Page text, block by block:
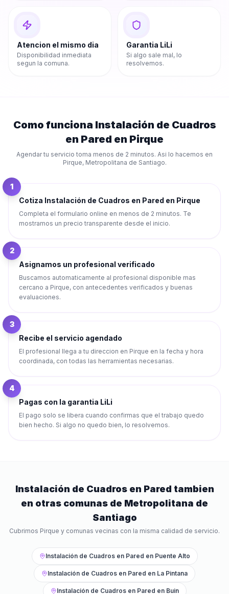
Atencion el mismo dia
Disponibilidad inmediata
segun la comuna.
Garantia LiLi
Si algo sale mal, lo
resolvemos.
Como funciona Instalación de Cuadros
en Pared en Pirque
Agendar tu servicio toma menos de 2 minutos. Asi lo hacemos en
Pirque, Metropolitana de Santiago.
1
Cotiza Instalación de Cuadros en Pared en Pirque
Completa el formulario online en menos de 2 minutos. Te
mostramos un precio transparente desde el inicio.
2
Asignamos un profesional verificado
Buscamos automaticamente al profesional disponible mas
cercano a Pirque, con antecedentes verificados y buenas
evaluaciones.
3
Recibe el servicio agendado
El profesional llega a tu direccion en Pirque en la fecha y hora
coordinada, con todas las herramientas necesarias.
4
Pagas con la garantia LiLi
El pago solo se libera cuando confirmas que el trabajo quedo
bien hecho. Si algo no quedo bien, lo resolvemos.
Instalación de Cuadros en Pared tambien
en otras comunas de Metropolitana de
Santiago
Cubrimos Pirque y comunas vecinas con la misma calidad de servicio.
Instalación de Cuadros en Pared en Puente Alto
Instalación de Cuadros en Pared en La Pintana
Instalación de Cuadros en Pared en Buin